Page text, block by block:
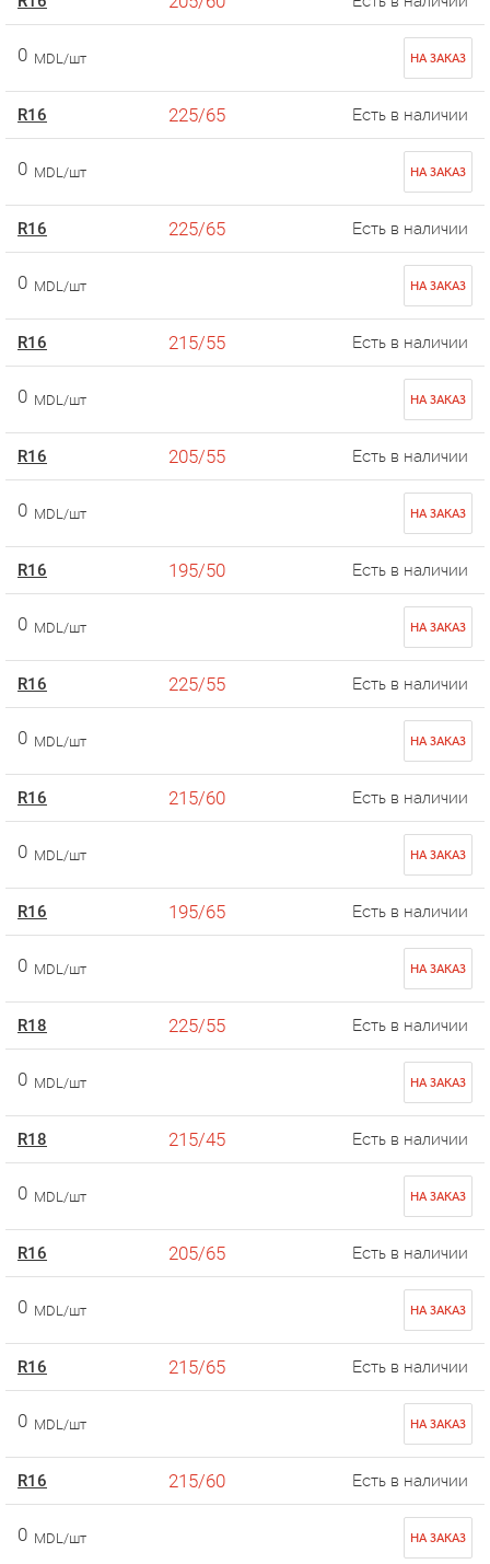
0 MDL/шт НА ЗАКАЗ
R16 225/65 Есть в наличии
0 MDL/шт НА ЗАКАЗ
R16 225/65 Есть в наличии
0 MDL/шт НА ЗАКАЗ
R16 215/55 Есть в наличии
0 MDL/шт НА ЗАКАЗ
R16 205/55 Есть в наличии
0 MDL/шт НА ЗАКАЗ
R16 195/50 Есть в наличии
0 MDL/шт НА ЗАКАЗ
R16 225/55 Есть в наличии
0 MDL/шт НА ЗАКАЗ
R16 215/60 Есть в наличии
0 MDL/шт НА ЗАКАЗ
R16 195/65 Есть в наличии
0 MDL/шт НА ЗАКАЗ
R18 225/55 Есть в наличии
0 MDL/шт НА ЗАКАЗ
R18 215/45 Есть в наличии
0 MDL/шт НА ЗАКАЗ
R16 205/65 Есть в наличии
0 MDL/шт НА ЗАКАЗ
R16 215/65 Есть в наличии
0 MDL/шт НА ЗАКАЗ
R16 215/60 Есть в наличии
0 MDL/шт НА ЗАКАЗ